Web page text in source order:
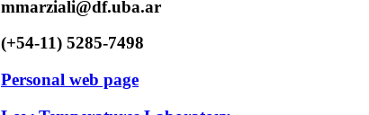
mmarziali@df.uba.ar
(+54-11) 5285-7498
Personal web page